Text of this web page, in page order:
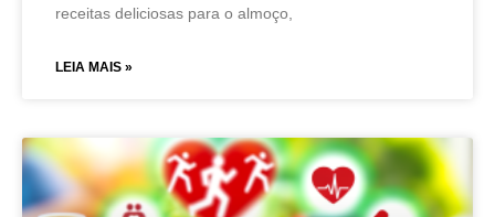
receitas deliciosas para o almoço,
LEIA MAIS »